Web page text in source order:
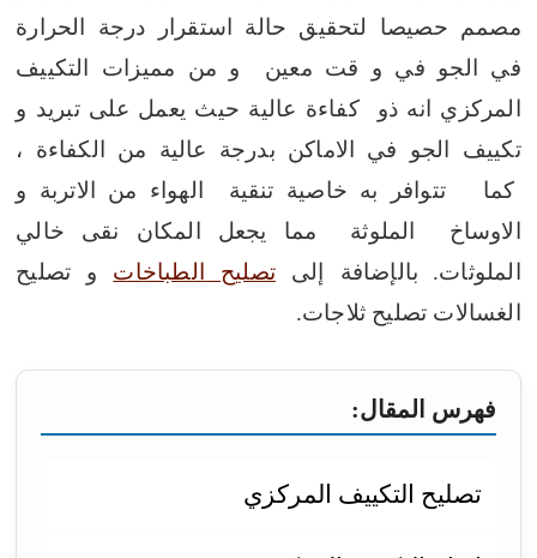
مصمم حصيصا لتحقيق حالة استقرار درجة الحرارة
في الجو في و قت معين و من مميزات التكييف
المركزي انه ذو كفاءة عالية حيث يعمل على تبريد و
تكييف الجو في الاماكن بدرجة عالية من الكفاءة ،
كما تتوافر به خاصية تنقية الهواء من الاتربة و
الاوساخ الملوثة مما يجعل المكان نقى خالي
الملوثات.
بالإضافة إلىتصليح الطباخات و تصليح
الغسالات تصليح ثلاجات.
فهرس المقال:
تصليح التكييف المركزي